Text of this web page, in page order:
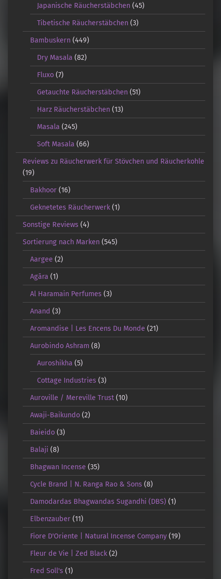
Japanische Räucherstäbchen (45)
Tibetische Räucherstäbchen (3)
Bambuskern(449)
Dry Masala (82)
Fluxo (7)
Getauchte Räucherstäbchen (51)
Harz Räucherstäbchen (13)
Masala (245)
Soft Masala (66)
Reviews zu Räucherwerk für Stövchen und Räucherkohle
(19)
Bakhoor(16)
Geknetetes Räucherwerk(1)
Sonstige Reviews (4)
Sortierung nach Marken (545)
Aargee (2)
Agāra (1)
Al Haramain Perfumes(3)
Anand (3)
Aromandise | Les Encens Du Monde (21)
Aurobindo Ashram (8)
Auroshikha (5)
Cottage Industries (3)
Auroville / Mereville Trust(10)
Awaji-Baikundo(2)
Baieido(3)
Balaji (8)
Bhagwan Incense (35)
Cycle Brand | N. Ranga Rao & Sons(8)
Damodardas Bhagwandas Sugandhi (DBS) (1)
Elbenzauber(11)
Fiore D'Oriente | Natural Incense Company(19)
Fleur de Vie | Zed Black(2)
Fred Soll's(1)